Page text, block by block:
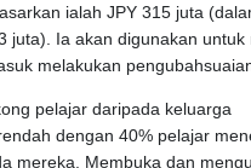
ialah JPY 315 juta
juta). Ia akan digunakan untuk
melakukan
pelajar daripada keluarga
dengan 40% pelajar
mereka. Membuka dan